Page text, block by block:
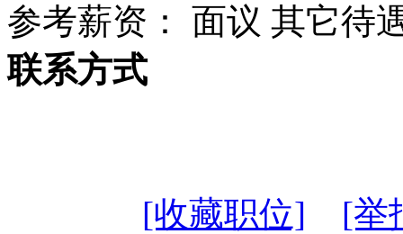
参考薪资： 面议 其它待
联系方式
[收藏职位]
[举